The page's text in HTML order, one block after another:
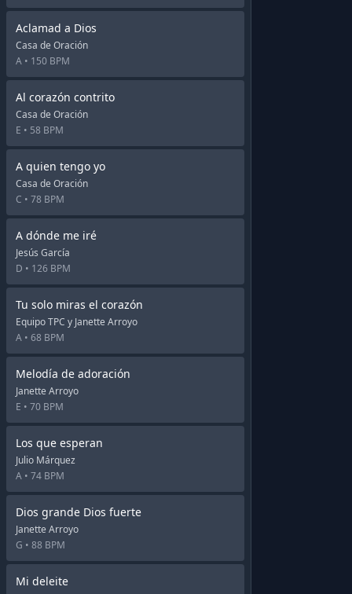
Aclamad a Dios
Casa de Oración
A • 150 BPM
Al corazón contrito
Casa de Oración
E • 58 BPM
A quien tengo yo
Casa de Oración
C • 78 BPM
A dónde me iré
Jesús García
D • 126 BPM
Tu solo miras el corazón
Equipo TPC y Janette Arroyo
A • 68 BPM
Melodía de adoración
Janette Arroyo
E • 70 BPM
Los que esperan
Julio Márquez
A • 74 BPM
Dios grande Dios fuerte
Janette Arroyo
G • 88 BPM
Mi deleite